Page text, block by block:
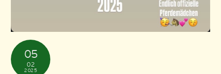
05
02
2025